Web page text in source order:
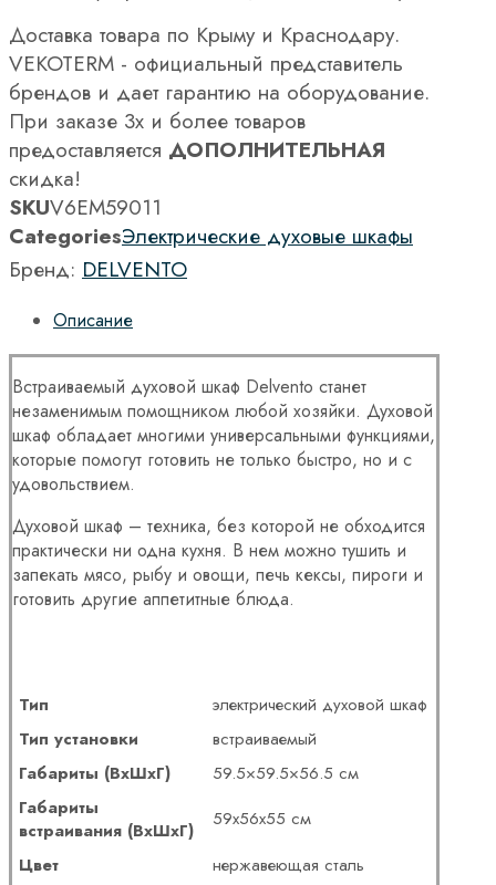
Доставка товара по Крыму и Краснодару.
VEKOTERM - официальный представитель
брендов и дает гарантию на оборудование.
При заказе 3х и более товаров
предоставляется ДОПОЛНИТЕЛЬНАЯ
скидка!
SKUV6EM59011
CategoriesЭлектрические духовые шкафы
Бренд: DELVENTO
Описание
Встраиваемый духовой шкаф Delvento станет
незаменимым помощником любой хозяйки. Духовой
шкаф обладает многими универсальными функциями,
которые помогут готовить не только быстро, но и с
удовольствием.
Духовой шкаф – техника, без которой не обходится
практически ни одна кухня. В нем можно тушить и
запекать мясо, рыбу и овощи, печь кексы, пироги и
готовить другие аппетитные блюда.
Тип
электрический духовой шкаф
Тип установки
встраиваемый
Габариты (ВхШхГ)
59.5×59.5×56.5 см
Габариты
встраивания (ВхШхГ)
59x56x55 см
Цвет
нержавеющая сталь